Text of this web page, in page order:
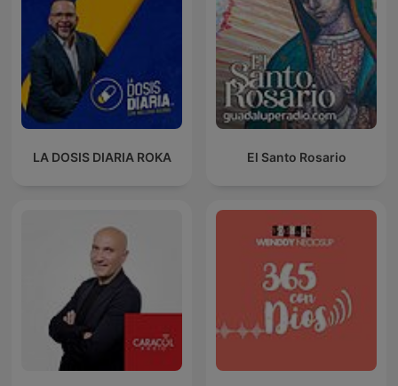
LA DOSIS DIARIA ROKA El Santo Rosario